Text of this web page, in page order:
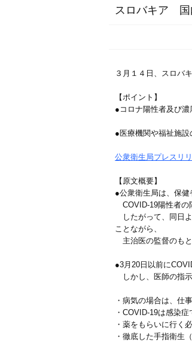
スロバキア 国
３月１４日、スロバ
【ポイント】
●コロナ陽性者及び
●医療機関や福祉施設
公衆衛生局プレスリ
【原文概要】
●公衆衛生局は、保健
COVID-19陽性者の
したがって、同日
ことながら、
主治医の監督のも
●3月20日以前に
しかし、医師の指
・病気の場合は、仕
・COVID-19は感染
・薬をもらいに行く
・徹底した手指衛生